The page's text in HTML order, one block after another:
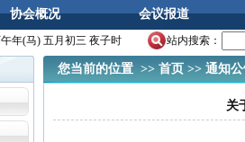
协会概况 会议报道
年(马) 五月初三 夜子时 站内搜索：
您当前的位置 >> 首页 >> 通知
关